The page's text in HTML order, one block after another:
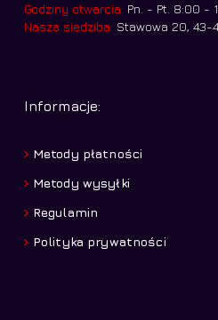
Godziny otwarcia: Pn. - Pt. 8:00 -
Nasza siedziba: Stawowa 20, 43-
Informacje:
Metody płatności
Metody wysyłki
Regulamin
Polityka prywatności